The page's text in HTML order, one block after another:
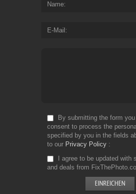
Name
E-Mail
By submitting the form
consent to process the
specified by you in the fields
to our Privacy Policy
I agree to be updated with
and deals from